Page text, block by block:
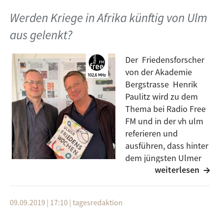
nuklearen Abrüstungsbemühungen geben kann. Am
Abend des 11.09.19 werden beide in der vh ulm
referieren und am Folgetage dazu in Ulm einen
Gäste: Arai Kubayeva, Sebastian Leininger
Moderator: Michael Troost
Werden Kriege in Afrika künftig von Ulm
aus gelenkt?
Der Friedensforscher
von der Akademie
Bergstrasse Henrik
Paulitz wird zu dem
Thema bei Radio Free
FM und in der vh ulm
referieren und
ausführen, dass hinter
dem jüngsten Ulmer
NATO-Logistik-
Richtung Russland.
weiterlesen
09.09.2019 | 17:10 | tagesredaktion